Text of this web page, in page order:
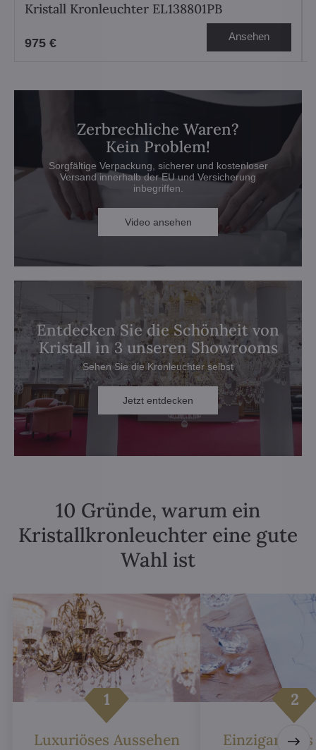
Kristall Kronleuchter EL138801PB
975 € Ansehen
Zerbrechliche Waren?
Kein Problem!
Sorgfältige Verpackung, sicherer und kostenloser
Versand innerhalb der EU und Versicherung
inbegriffen.
Video ansehen
Entdecken Sie die Schönheit von
Kristall in 3 unseren Showrooms
Sehen Sie die Kronleuchter selbst
Jetzt entdecken
10 Gründe, warum ein
Kristallkronleuchter eine gute
Wahl ist
Luxuriöses Aussehen